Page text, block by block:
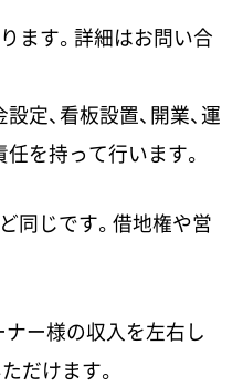
ます。詳細はお問い合
定、看板設置、開業、運
任を持って行います。
同じです。借地権や営
ー様の収入を左右し
だけます。